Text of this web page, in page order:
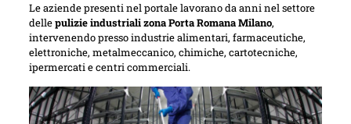
Le aziende presenti nel portale lavorano da anni nel settore
dellepulizie industriali zona Porta Romana Milano,
intervenendo presso industrie alimentari, farmaceutiche,
elettroniche, metalmeccanico, chimiche, cartotecniche,
ipermercati e centri commerciali.